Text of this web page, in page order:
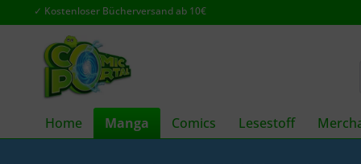
✓ Kostenloser Bücherversand ab 10€
Home Manga Comics Lesestoff